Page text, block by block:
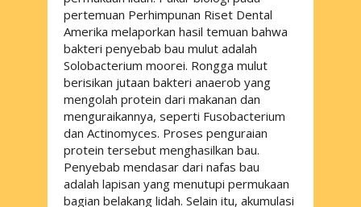
pertemuan Perhimpunan Riset Dental
Amerika melaporkan hasil temuan bahwa
bakteri penyebab bau mulut adalah
Solobacterium moorei. Rongga mulut
berisikan jutaan bakteri anaerob yang
mengolah protein dari makanan dan
menguraikannya, seperti Fusobacterium
dan Actinomyces. Proses penguraian
protein tersebut menghasilkan bau.
Penyebab mendasar dari nafas bau
adalah lapisan yang menutupi permukaan
bagian belakang lidah. Selain itu, akumulasi